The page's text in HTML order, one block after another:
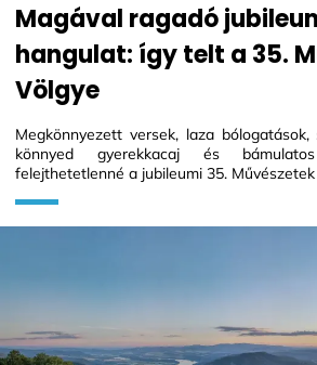
Magával ragadó
hangulat: így telt a 35.
Völgye
Megkönnyezett versek, laza
könnyed gyerekkacaj és
felejthetetlenné a jubileumi 35.